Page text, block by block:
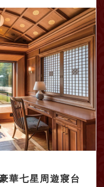
華七星周遊寢台